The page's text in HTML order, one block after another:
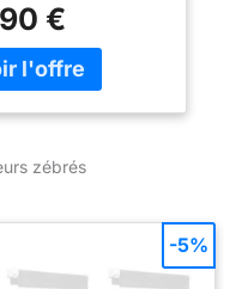
【Durable et
peu d'entretien
à partir de
Il est également
de le
l'essuyer à l'aide
€
zébrés
-5%